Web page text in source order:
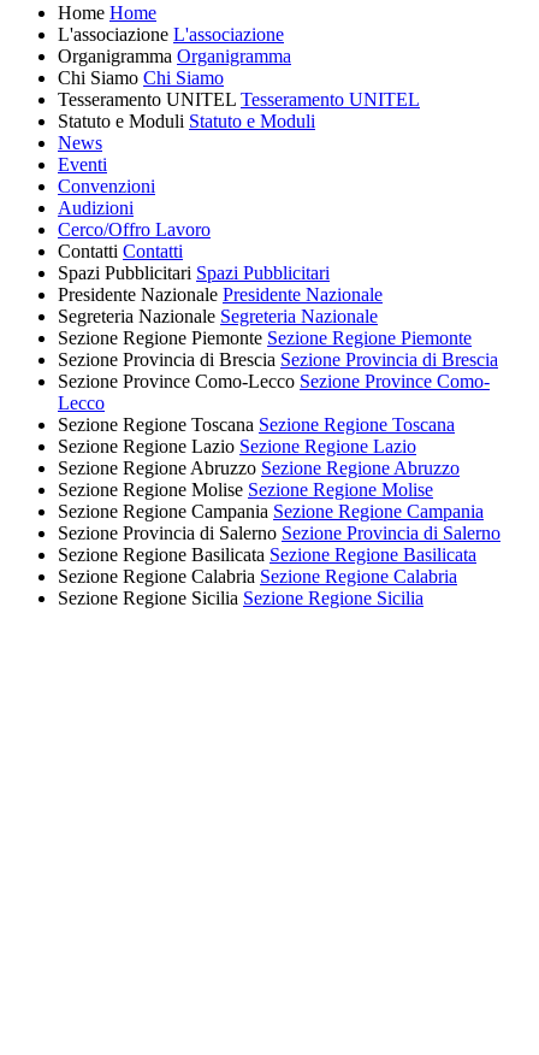
Home Home
L'associazione L'associazione
Organigramma Organigramma
Chi Siamo Chi Siamo
Tesseramento UNITEL Tesseramento UNITEL
Statuto e Moduli Statuto e Moduli
News
Eventi
Convenzioni
Audizioni
Cerco/Offro Lavoro
Contatti Contatti
Spazi Pubblicitari Spazi Pubblicitari
Presidente Nazionale Presidente Nazionale
Segreteria Nazionale Segreteria Nazionale
Sezione Regione Piemonte Sezione Regione Piemonte
Sezione Provincia di Brescia Sezione Provincia di Brescia
Sezione Province Como-Lecco Sezione Province Como-
Lecco
Sezione Regione Toscana Sezione Regione Toscana
Sezione Regione Lazio Sezione Regione Lazio
Sezione Regione Abruzzo Sezione Regione Abruzzo
Sezione Regione Molise Sezione Regione Molise
Sezione Regione Campania Sezione Regione Campania
Sezione Provincia di Salerno Sezione Provincia di Salerno
Sezione Regione Basilicata Sezione Regione Basilicata
Sezione Regione Calabria Sezione Regione Calabria
Sezione Regione Sicilia Sezione Regione Sicilia